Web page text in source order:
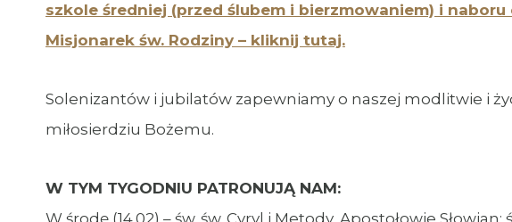
szkole średniej (przed ślubem i bierzmowaniem) i
Misjonarek św. Rodziny – kliknij tutaj.
Solenizantów i jubilatów zapewniamy o naszej modlitwie i
miłosierdziu Bożemu.
W TYM TYGODNIU PATRONUJĄ NAM:
W środę (14.02) – św. św. Cyryl i Metody, Apostołowie